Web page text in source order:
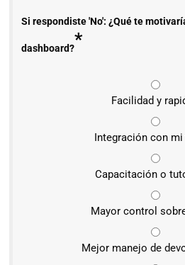
Si respondiste 'No': ¿Qué te
dashboard?*
Facilidad y
Integración con
Capacitación o
Mayor control
Mejor manejo de